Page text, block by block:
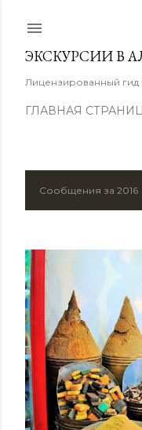
ЭКСКУРСИИ В
Лицензированный гид
ГЛАВНАЯ
С
о
б
щ
е
н
и
я
Сообщения за 2016